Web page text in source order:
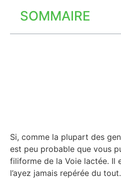
SOMMAIRE
Si, comme la plupart des
est peu probable que vous
filiforme de la Voie lactée. Il
l’ayez jamais repérée du